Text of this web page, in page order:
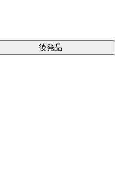
後発品